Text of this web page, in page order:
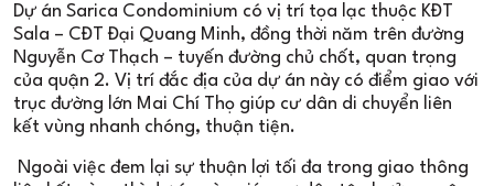
Dự án Sarica Condominium có vị trí tọa lạc thuộc KĐT
Sala – CĐT Đại Quang Minh, đồng thời năm trên đường
Nguyễn Cơ Thạch – tuyến đường chủ chốt, quan trọng
của quận 2. Vị trí đắc địa của dự án này có điểm giao với
trục đường lớn Mai Chí Thọ giúp cư dân di chuyển liên
kết vùng nhanh chóng, thuận tiện.
Ngoài việc đem lại sự thuận lợi tối đa trong giao thông